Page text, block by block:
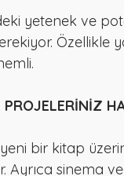
yetenek ve
Özellikle
PROJELERİNİZ
bir kitap
sinema